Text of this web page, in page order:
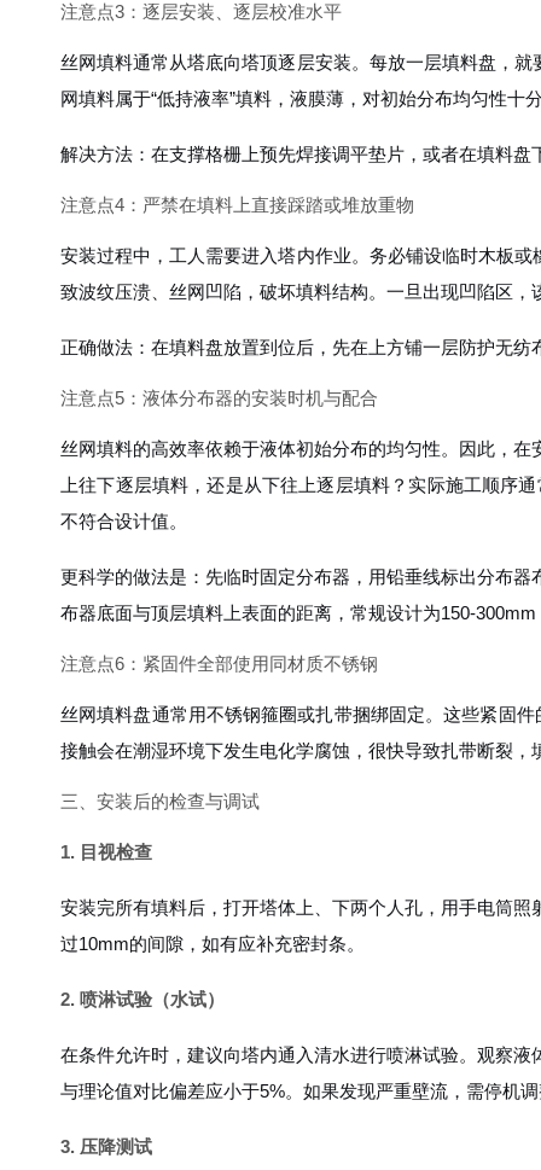
注意点3：逐层安装、逐层校准水平
丝网填料通常从塔底向塔顶逐层安装。每放一层填料盘，
网填料属于“低持液率”填料，液膜薄，对初始分布均匀性
解决方法：在支撑格栅上预先焊接调平垫片，或者在填料
注意点4：严禁在填料上直接踩踏或堆放重物
安装过程中，工人需要进入塔内作业。务必铺设临时木板
致波纹压溃、丝网凹陷，破坏填料结构。一旦出现凹陷区
正确做法：在填料盘放置到位后，先在上方铺一层防护无
注意点5：液体分布器的安装时机与配合
丝网填料的高效率依赖于液体初始分布的均匀性。因此，
上往下逐层填料，还是从下往上逐层填料？实际施工顺
不符合设计值。
更科学的做法是：先临时固定分布器，用铅垂线标出分布
布器底面与顶层填料上表面的距离，常规设计为150-
注意点6：紧固件全部使用同材质不锈钢
丝网填料盘通常用不锈钢箍圈或扎带捆绑固定。这些紧固
接触会在潮湿环境下发生电化学腐蚀，很快导致扎带断裂
三、安装后的检查与调试
1. 目视检查
安装完所有填料后，打开塔体上、下两个人孔，用手电筒
过10mm的间隙，如有应补充密封条。
2. 喷淋试验（水试）
在条件允许时，建议向塔内通入清水进行喷淋试验。观察
与理论值对比偏差应小于5%。如果发现严重壁流，需停机
3. 压降测试